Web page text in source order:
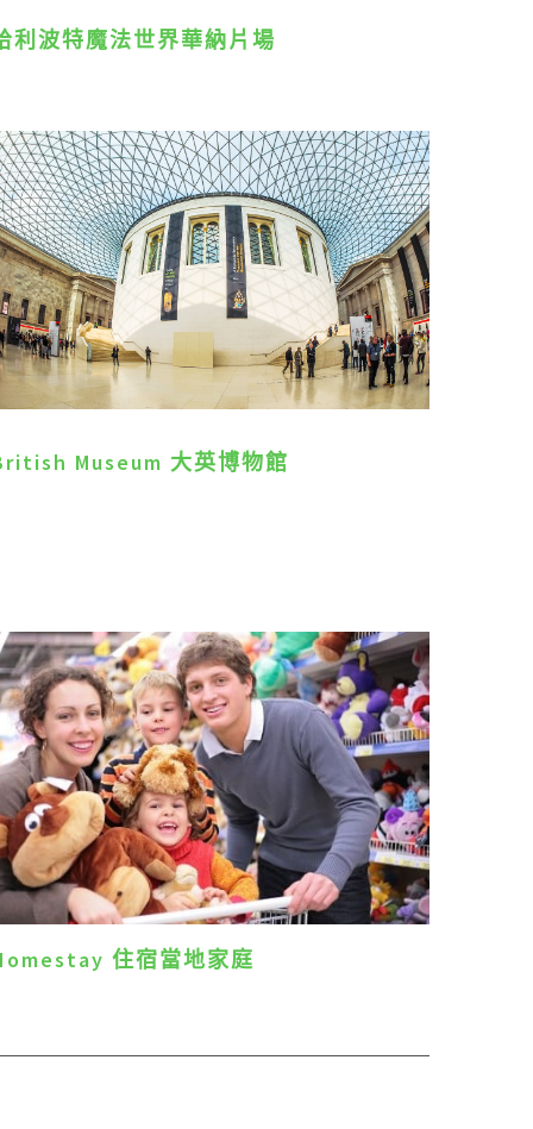
利波特魔法世界華納片場
Museum 大英博物館
住宿當地家庭